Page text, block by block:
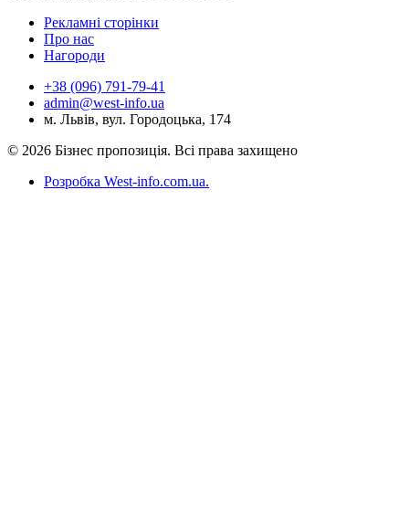
Рекламні сторінки
Про нас
Нагороди
+38 (096) 791-79-41
admin@west-info.ua
м. Львів, вул. Городоцька, 174
© 2026 Бізнес пропозиція. Всі права захищено
Розробка West-info.com.ua.